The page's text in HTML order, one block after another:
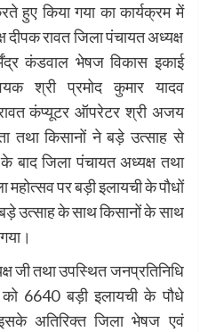
हुए किया गया का कार्यक्रम में
दीपक रावत जिला पंचायत अध्यक्ष
कंडवाल भेषज विकास इकाई
श्री प्रमोद कुमार यादव
कंप्यूटर ऑपरेटर श्री अजय
तथा किसानों ने बड़े उत्साह से
बाद जिला पंचायत अध्यक्ष तथा
महोत्सव पर बड़ी इलायची के पौधों
उत्साह के साथ किसानों के साथ
जी तथा उपस्थित जनप्रतिनिधि
को 6640 बड़ी इलायची के पौधे
अतिरिक्त जिला भेषज एवं